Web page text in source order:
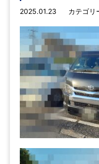
2025.01.23 カテゴリ